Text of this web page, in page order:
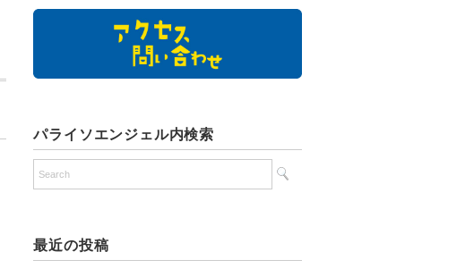
パライソエンジェル内検索
最近の投稿